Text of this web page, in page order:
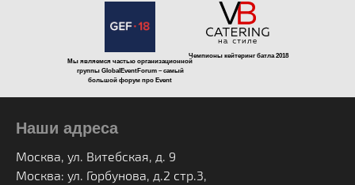
Мы являемся частью организационной
группы GlobalEventForum – самый
большой форум про Event
Чемпионы кейтеринг батла 2018
Наши адреса
Москва, ул. Витебская, д. 9
Москва: ул. Горбунова, д.2 стр.3,